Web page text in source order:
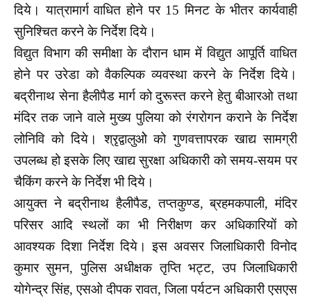
दिये। यात्रामार्ग वाधित होने पर 15 मिनट के भीतर कार्यवाही
सुनिश्चित करने के निर्देश दिये।
विद्युत विभाग की समीक्षा के दौरान धाम में विद्युत आपूर्ति वाधित
होने पर उरेडा को वैकल्पिक व्यवस्था करने के निर्देश दिये।
बद्रीनाथ सेना हैलीपैड मार्ग को दुरूस्त करने हेतु बीआरओ तथा
मंदिर तक जाने वाले मुख्य पुलिया को रंगरोगन कराने के निर्देश
लोनिवि को दिये। श्रृद्वालुओे को गुणवत्तापरक खाद्य सामग्री
उपलब्ध हो इसके लिए खाद्य सुरक्षा अधिकारी को समय-सयम पर
चैकिंग करने के निर्देश भी दिये।
आयुक्त ने बद्रीनाथ हैलीपैड, तप्तकुण्ड, ब्रहमकपाली, मंदिर
परिसर आदि स्थलों का भी निरीक्षण कर अधिकारियों को
आवश्यक दिशा निर्देश दिये। इस अवसर जिलाधिकारी विनोद
कुमार सुमन, पुलिस अधीक्षक तृप्ति भट्ट, उप जिलाधिकारी
योगेन्द्र सिंह, एसओ दीपक रावत, जिला पर्यटन अधिकारी एसएस